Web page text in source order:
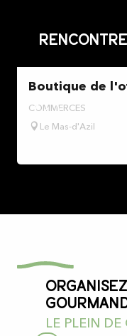
Boutique de
COMMERCES
Le Mas-d'Azil
LE PLEIN